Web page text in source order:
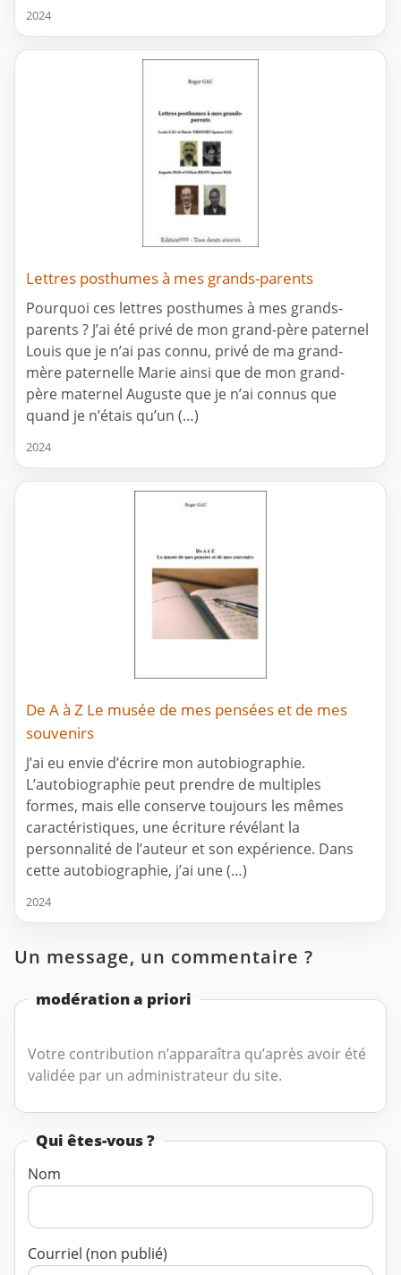
2024
Lettres posthumes à mes grands-parents
Pourquoi ces lettres posthumes à mes grands-
parents ? J’ai été privé de mon grand-père paternel
Louis que je n’ai pas connu, privé de ma grand-
mère paternelle Marie ainsi que de mon grand-
père maternel Auguste que je n’ai connus que
quand je n’étais qu’un (…)
2024
De A à Z Le musée de mes pensées et de mes
souvenirs
J’ai eu envie d’écrire mon autobiographie.
L’autobiographie peut prendre de multiples
formes, mais elle conserve toujours les mêmes
caractéristiques, une écriture révélant la
personnalité de l’auteur et son expérience. Dans
cette autobiographie, j’ai une (…)
2024
Un message, un commentaire ?
modération a priori
Votre contribution n’apparaîtra qu’après avoir été
validée par un administrateur du site.
Qui êtes-vous ?
Nom
Courriel (non publié)